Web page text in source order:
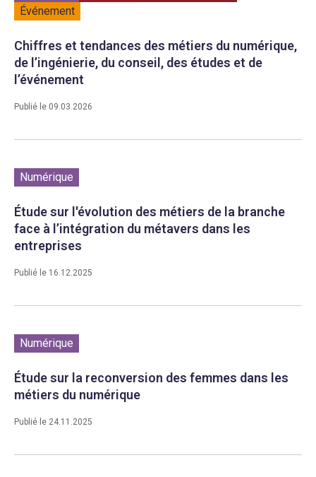
Événement
Chiffres et tendances des métiers du numérique,
de l’ingénierie, du conseil, des études et de
l’événement
Publié le 09.03.2026
Numérique
Étude sur l'évolution des métiers de la branche
face à l’intégration du métavers dans les
entreprises
Publié le 16.12.2025
Numérique
Étude sur la reconversion des femmes dans les
métiers du numérique
Publié le 24.11.2025